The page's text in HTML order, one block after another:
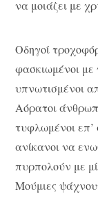
να μοιάζει με
Οδηγοί
φασκιωμένοι με
υπνωτισμένοι
Αόρατοι
τυφλωμένοι επ’
ανίκανοι να
πυρπολούν με
Μούμιες